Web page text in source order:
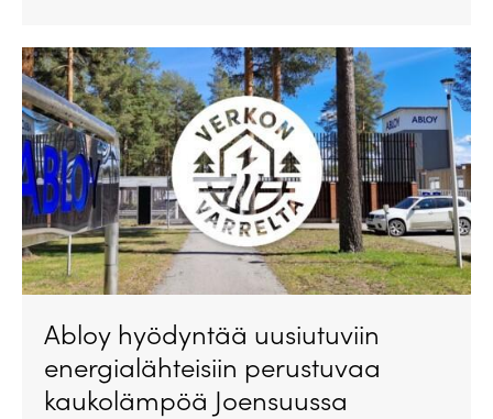
Abloy hyödyntää uusiutuviin
energialähteisiin perustuvaa
kaukolämpöä Joensuussa